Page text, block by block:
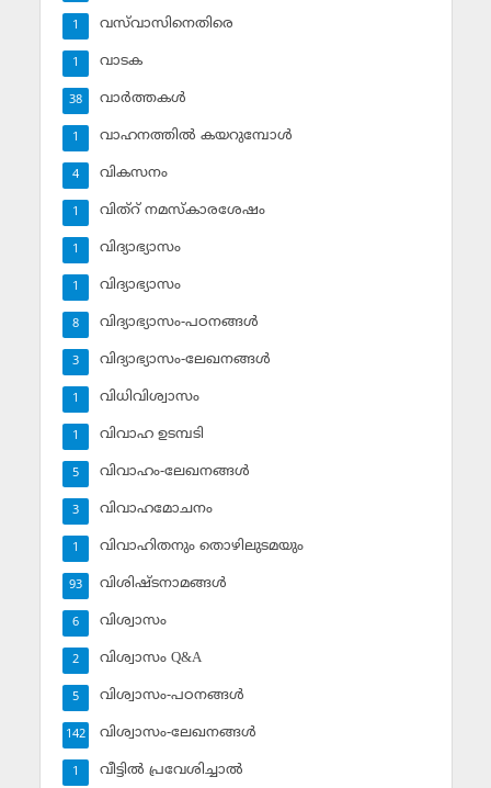
വസ്‌വാസിനെതിരെ
1
വാടക
1
വാര്‍ത്തകള്‍
38
വാഹനത്തില്‍ കയറുമ്പോള്‍
1
വികസനം
4
വിത്‌റ് നമസ്‌കാരശേഷം
1
വിദ്യാഭ്യാസം
1
വിദ്യാഭ്യാസം
1
വിദ്യാഭ്യാസം-പഠനങ്ങള്‍
8
വിദ്യാഭ്യാസം-ലേഖനങ്ങള്‍
3
വിധിവിശ്വാസം
1
വിവാഹ ഉടമ്പടി
1
വിവാഹം-ലേഖനങ്ങള്‍
5
വിവാഹമോചനം
3
വിവാഹിതനും തൊഴിലുടമയും
1
വിശിഷ്ടനാമങ്ങള്‍
93
വിശ്വാസം
6
വിശ്വാസം Q&A
2
വിശ്വാസം-പഠനങ്ങള്‍
5
വിശ്വാസം-ലേഖനങ്ങള്‍
142
വീട്ടില്‍ പ്രവേശിച്ചാല്‍
1